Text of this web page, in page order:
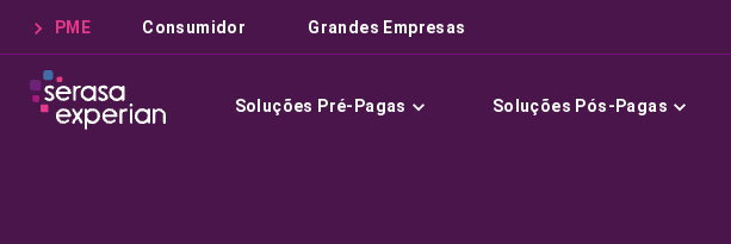
PME Consumidor Grandes Empresas
Soluções Pré-Pagas Soluções Pós-Pagas